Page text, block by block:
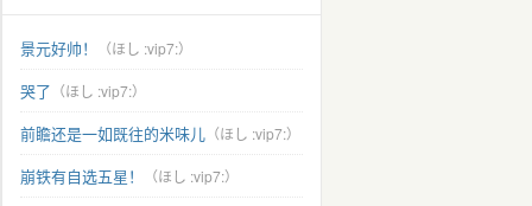
景元好帅！ （ほし :vip7:）
哭了 （ほし :vip7:）
前瞻还是一如既往的米味儿 （ほし :vip7:）
崩铁有自选五星！ （ほし :vip7:）